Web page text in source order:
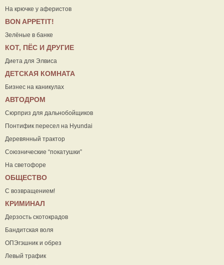
На крючке у аферистов
ВON APPETIT!
Зелёные в банке
КОТ, ПЁС И ДРУГИЕ
Диета для Элвиса
ДЕТСКАЯ КОМНАТА
Бизнес на каникулах
АВТОДРОМ
Сюрприз для дальнобойщиков
Понтифик пересел на Hyundai
Деревянный трактор
Союзнические “покатушки”
На светофоре
ОБЩЕСТВО
С возвращением!
КРИМИНАЛ
Дерзость скотокрадов
Бандитская воля
ОПЭгэшник и обрез
Левый трафик